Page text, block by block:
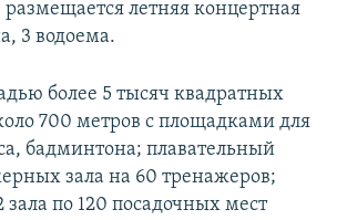
летняя концертная
3 водоема.
более 5 тысяч квадратных
700 метров с площадками для
бадминтона; плавательный
зала на 60 тренажеров;
по 120 посадочных мест